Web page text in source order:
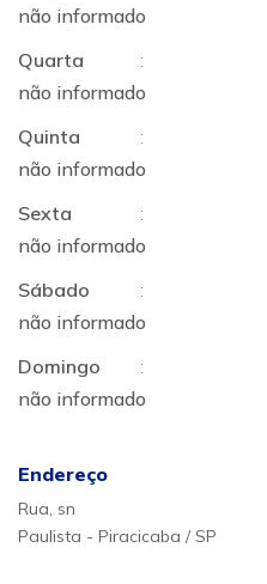
não informado
Quarta
:
não informado
Quinta
:
não informado
Sexta
:
não informado
Sábado
:
não informado
Domingo
:
não informado
Endereço
Rua, sn
Paulista - Piracicaba / SP